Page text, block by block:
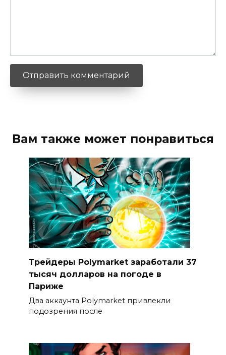
Вам также может понравиться
Трейдеры Polymarket заработали 37
тысяч долларов на погоде в
Париже
Два аккаунта Polymarket привлекли
подозрения после